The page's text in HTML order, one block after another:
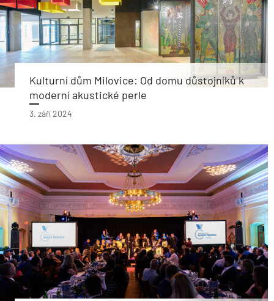
Kulturní dům Milovice: Od domu důstojníků k
moderní akustické perle
3. září 2024